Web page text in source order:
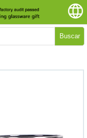
Buscar